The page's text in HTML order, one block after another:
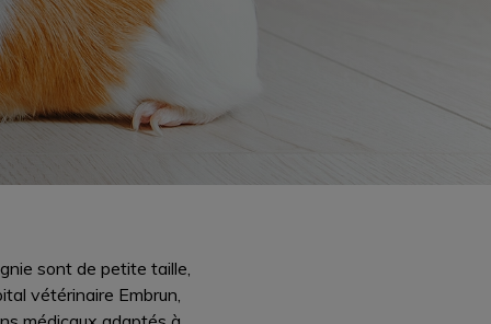
sont de petite taille,
vétérinaire Embrun,